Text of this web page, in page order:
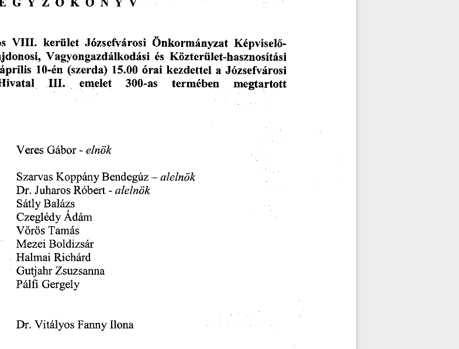
VIII. kerület Józsefvárosi Önkormányzat Képviselő
Vagyongazdálkodási és Közterület-hasznosítási
április 10-én (szerda) 15.00 órai kezdettel a Józsefvárosi
III. emelet 300-as termében
megtartott
Veres Gábor - elnök
Szarvas Koppány Bendegúz - alelnök
Dr. Juharos Róbert - alelnök
Sátly Balázs
Czeglédy Ádám
Vörös Tamás
Mezei Boldizsár
Halmai Richárd
Gutjahr Zsuzsanna
Pálfi Gergely
Dr. Vitályos Fanny Ilona